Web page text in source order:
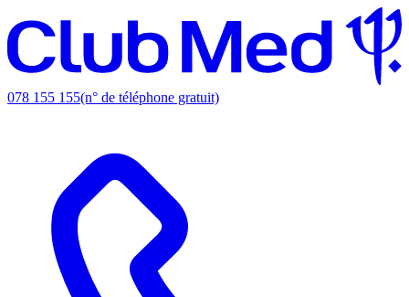
078 155 155(n° de téléphone gratuit)